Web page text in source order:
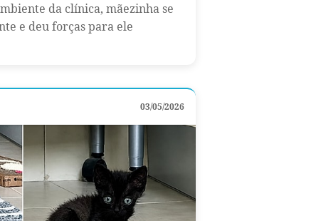
da clínica, mãezinha se
e deu forças para ele
03/05/2026